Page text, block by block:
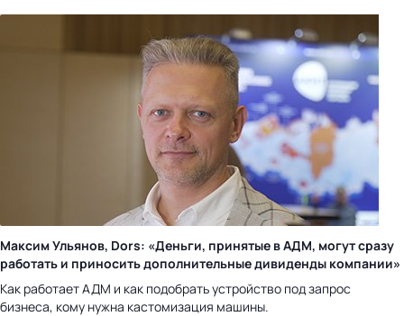
Максим Ульянов, Dors: «Деньги, принятые в АДМ, могут сразу
работать и приносить дополнительные дивиденды компании»
Как работает АДМ и как подобрать устройство под запрос
бизнеса, кому нужна кастомизация машины.